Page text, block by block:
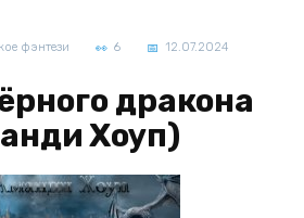
фэнтези 6 12.07.2024
дракона
Хоуп)